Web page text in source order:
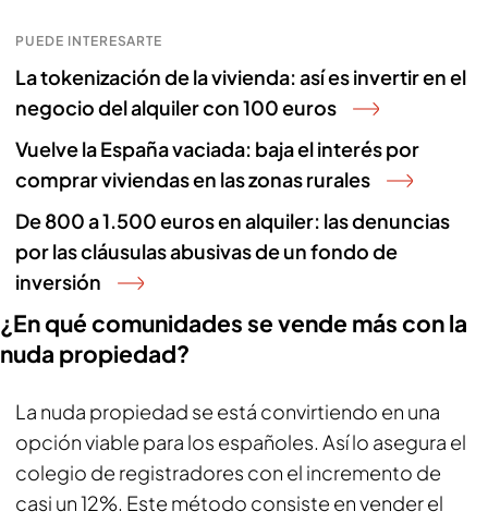
PUEDE INTERESARTE
La tokenización de la vivienda: así es invertir en el
negocio del alquiler con 100 euros
Vuelve la España vaciada: baja el interés por
comprar viviendas en las zonas rurales
De 800 a 1.500 euros en alquiler: las denuncias
por las cláusulas abusivas de un fondo de
inversión
¿En qué comunidades se vende más con la
nuda propiedad?
La nuda propiedad se está convirtiendo en una
opción viable para los españoles. Así lo asegura el
colegio de registradores con el incremento de
casi un 12%. Este método consiste en vender el